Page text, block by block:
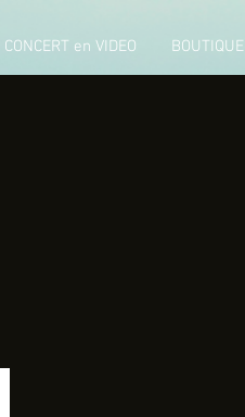
CONCERT en VIDEO BOUTIQUE